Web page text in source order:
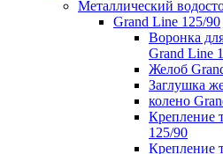
Металлический
Grand Line 125/90
Воронка
Grand Line
Желоб
Заглушка
колено
Крепление
125/90
Крепление